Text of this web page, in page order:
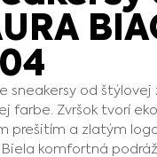
sneakersy od štýlovej
farbe. Zvršok tvorí
prešitím a zlatým
Biela komfortná